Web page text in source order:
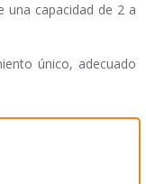
una capacidad de 2 a
único, adecuado